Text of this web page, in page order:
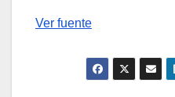
Ver fuente